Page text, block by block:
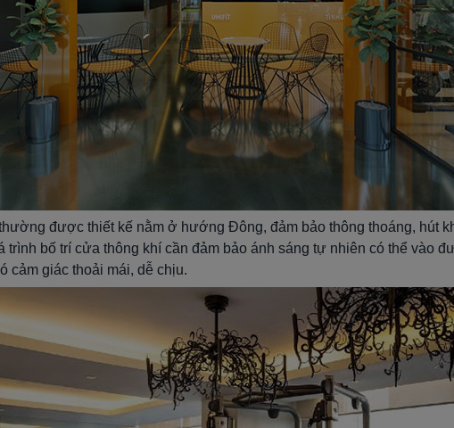
được thiết kế nằm ở hướng Đông, đảm bảo thông thoáng, hút
trình bố trí cửa thông khí cần đảm bảo ánh sáng tự nhiên có thể vào
cảm giác thoải mái, dễ chịu.